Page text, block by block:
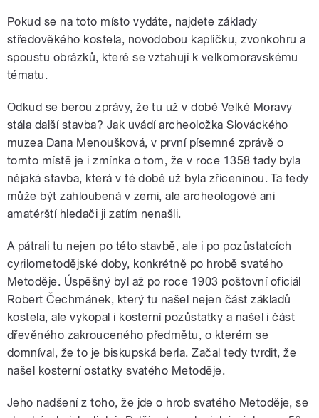
Pokud se na toto místo vydáte, najdete základy
středověkého kostela, novodobou kapličku, zvonkohru a
spoustu obrázků, které se vztahují k velkomoravskému
tématu.
Odkud se berou zprávy, že tu už v době Velké Moravy
stála další stavba? Jak uvádí archeoložka Slováckého
muzea Dana Menoušková, v první písemné zprávě o
tomto místě je i zmínka o tom, že v roce 1358 tady byla
nějaká stavba, která v té době už byla zříceninou. Ta tedy
může být zahloubená v zemi, ale archeologové ani
amatérští hledači ji zatím nenašli.
A pátrali tu nejen po této stavbě, ale i po pozůstatcích
cyrilometodějské doby, konkrétně po hrobě svatého
Metoděje. Úspěšný byl až po roce 1903 poštovní oficiál
Robert Čechmánek, který tu našel nejen část základů
kostela, ale vykopal i kosterní pozůstatky a našel i část
dřevěného zakrouceného předmětu, o kterém se
domníval, že to je biskupská berla. Začal tedy tvrdit, že
našel kosterní ostatky svatého Metoděje.
Jeho nadšení z toho, že jde o hrob svatého Metoděje, se